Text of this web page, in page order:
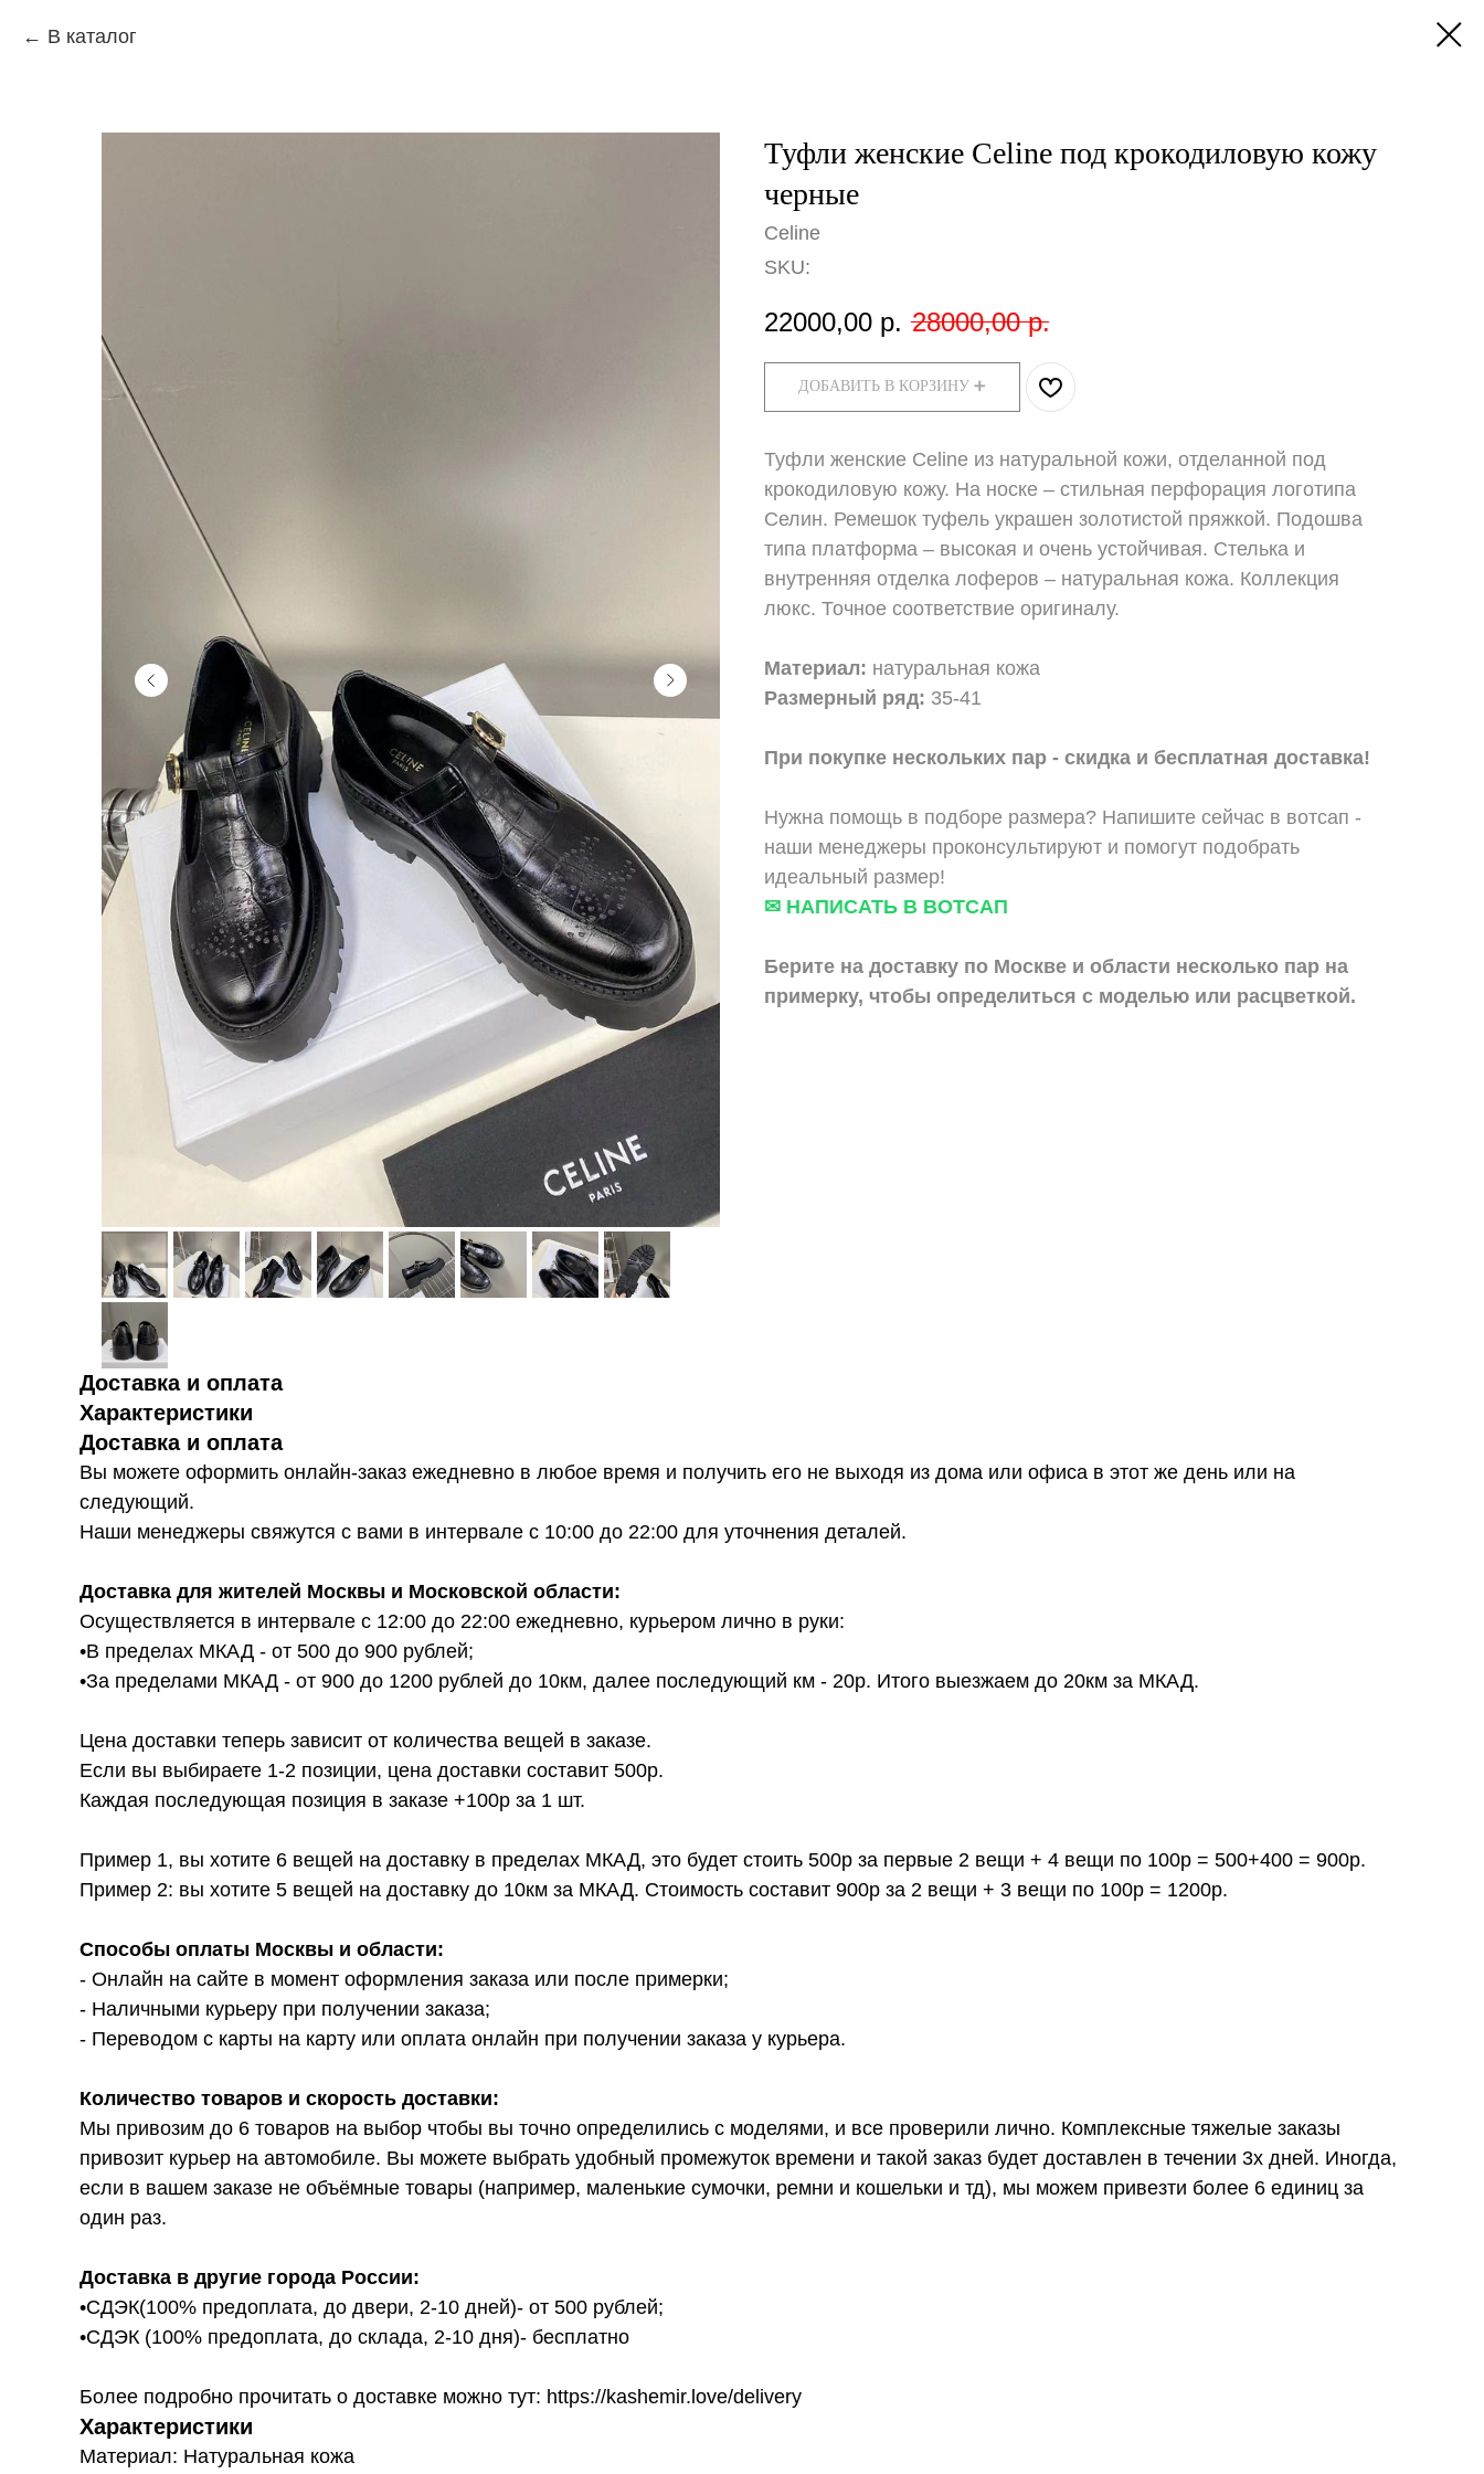
В каталог
Туфли женские Celine под крокодиловую кожу
черные
Celine
SKU:
22000,00 р. 28000,00 р.
ДОБАВИТЬ В КОРЗИНУ ➕
Туфли женские Celine из натуральной кожи, отделанной под
крокодиловую кожу. На носке – стильная перфорация логотипа
Селин. Ремешок туфель украшен золотистой пряжкой. Подошва
типа платформа – высокая и очень устойчивая. Стелька и
внутренняя отделка лоферов – натуральная кожа. Коллекция
люкс. Точное соответствие оригиналу.
Материал: натуральная кожа
Размерный ряд: 35-41
При покупке нескольких пар - скидка и бесплатная доставка!
Нужна помощь в подборе размера? Напишите сейчас в вотсап -
наши менеджеры проконсультируют и помогут подобрать
идеальный размер!
✉ НАПИСАТЬ В ВОТСАП
Берите на доставку по Москве и области несколько пар на
примерку, чтобы определиться с моделью или расцветкой.
Доставка и оплата
Характеристики
Доставка и оплата
Вы можете оформить онлайн-заказ ежедневно в любое время и получить его не выходя из дома или офиса в этот же день или на
следующий.
Наши менеджеры свяжутся с вами в интервале с 10:00 до 22:00 для уточнения деталей.
Доставка для жителей Москвы и Московской области:
Осуществляется в интервале с 12:00 до 22:00 ежедневно, курьером лично в руки:
•В пределах МКАД - от 500 до 900 рублей;
•За пределами МКАД - от 900 до 1200 рублей до 10км, далее последующий км - 20р. Итого выезжаем до 20км за МКАД.
Цена доставки теперь зависит от количества вещей в заказе.
Если вы выбираете 1-2 позиции, цена доставки составит 500р.
Каждая последующая позиция в заказе +100р за 1 шт.
Пример 1, вы хотите 6 вещей на доставку в пределах МКАД, это будет стоить 500р за первые 2 вещи + 4 вещи по 100р = 500+400 = 900р.
Пример 2: вы хотите 5 вещей на доставку до 10км за МКАД. Стоимость составит 900р за 2 вещи + 3 вещи по 100р = 1200р.
Способы оплаты Москвы и области:
- Онлайн на сайте в момент оформления заказа или после примерки;
- Наличными курьеру при получении заказа;
- Переводом с карты на карту или оплата онлайн при получении заказа у курьера.
Количество товаров и скорость доставки:
Мы привозим до 6 товаров на выбор чтобы вы точно определились с моделями, и все проверили лично. Комплексные тяжелые заказы
привозит курьер на автомобиле. Вы можете выбрать удобный промежуток времени и такой заказ будет доставлен в течении 3х дней. Иногда,
если в вашем заказе не объёмные товары (например, маленькие сумочки, ремни и кошельки и тд), мы можем привезти более 6 единиц за
один раз.
Доставка в другие города России:
•СДЭК(100% предоплата, до двери, 2-10 дней)- от 500 рублей;
•СДЭК (100% предоплата, до склада, 2-10 дня)- бесплатно
Более подробно прочитать о доставке можно тут: https://kashemir.love/delivery
Характеристики
Материал: Натуральная кожа